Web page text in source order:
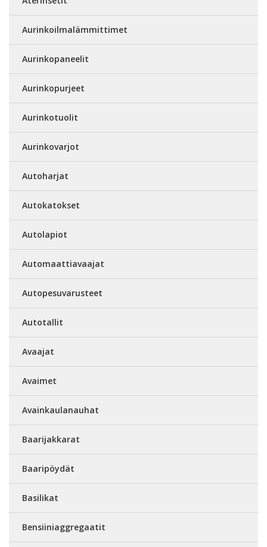
Aurinkoilmalämmittimet
Aurinkopaneelit
Aurinkopurjeet
Aurinkotuolit
Aurinkovarjot
Autoharjat
Autokatokset
Autolapiot
Automaattiavaajat
Autopesuvarusteet
Autotallit
Avaajat
Avaimet
Avainkaulanauhat
Baarijakkarat
Baaripöydät
Basilikat
Bensiiniaggregaatit